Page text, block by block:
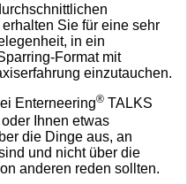
Sie für eine sehr
in ein
Format mit
einzutauchen.
Enterneering® TALKS
Ihnen etwas
die Dinge aus, an
und nicht über die
anderen reden sollten.